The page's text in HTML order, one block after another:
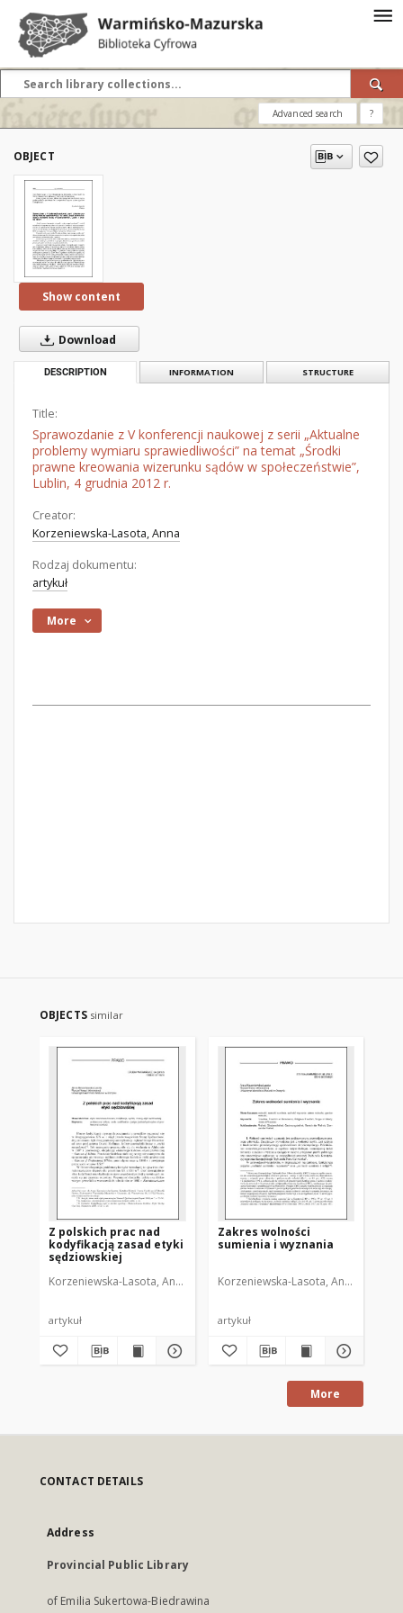
Advanced search ?
OBJECT
Show content
Download
DESCRIPTION INFORMATION STRUCTURE
Title:
Sprawozdanie z V konferencji naukowej z serii „Aktualne
problemy wymiaru sprawiedliwości” na temat „Środki
prawne kreowania wizerunku sądów w społeczeństwie”,
Lublin, 4 grudnia 2012 r.
Creator:
Korzeniewska-Lasota, Anna
Rodzaj dokumentu:
artykuł
More
OBJECTS similar
Z polskich prac nad
kodyfikacją zasad etyki
sędziowskiej
Korzeniewska-Lasota, Anna
artykuł
Zakres wolności
sumienia i wyznania
Korzeniewska-Lasota, Anna
artykuł
More
CONTACT DETAILS
Address
Provincial Public Library
of Emilia Sukertowa-Biedrawina